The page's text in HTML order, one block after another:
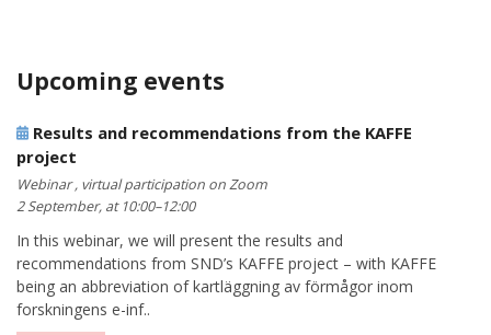
Upcoming events
Results and recommendations from the KAFFE
project
Webinar , virtual participation on Zoom
2 September, at 10:00–12:00
In this webinar, we will present the results and
recommendations from SND’s KAFFE project – with KAFFE
being an abbreviation of kartläggning av förmågor inom
forskningens e-inf..